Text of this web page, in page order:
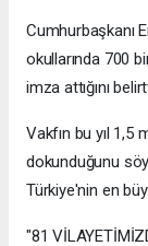
Cumhurbaşkanı
okullarında 700
imza attığını
Vakfın bu yıl 1,5
dokunduğunu
Türkiye'nin en
"81